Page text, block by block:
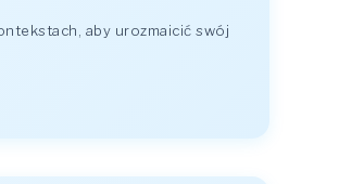
aby urozmaicić swój